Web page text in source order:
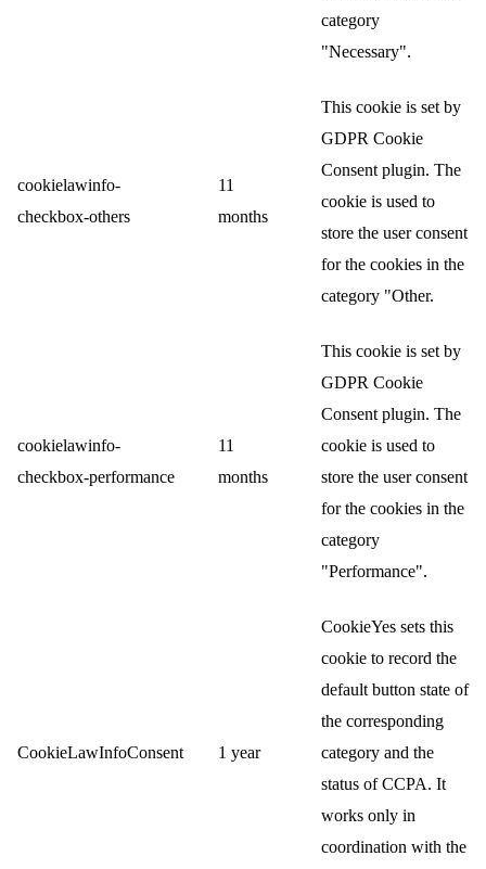
category
"Necessary".
cookielawinfo-
checkbox-others
11
months
This cookie is set by
GDPR Cookie
Consent plugin. The
cookie is used to
store the user consent
for the cookies in the
category "Other.
cookielawinfo-
checkbox-performance
11
months
This cookie is set by
GDPR Cookie
Consent plugin. The
cookie is used to
store the user consent
for the cookies in the
category
"Performance".
CookieLawInfoConsent 1 year
CookieYes sets this
cookie to record the
default button state of
the corresponding
category and the
status of CCPA. It
works only in
coordination with the